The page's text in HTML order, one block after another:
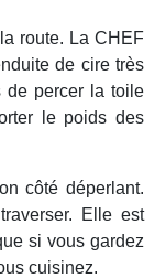
route. La CHEF
de cire très
de percer la toile
le poids des
côté déperlant.
Elle est
si vous gardez
cuisinez.